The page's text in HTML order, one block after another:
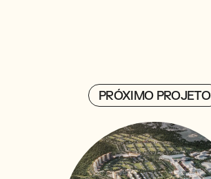
PRÓXIMO PROJETO